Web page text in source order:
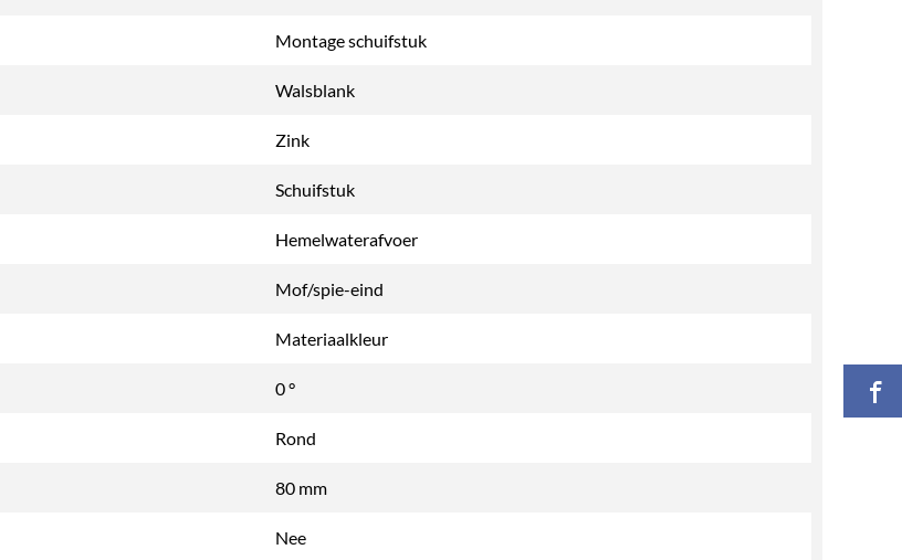
Montage schuifstuk
Walsblank
Zink
Schuifstuk
Hemelwaterafvoer
Mof/spie-eind
Materiaalkleur
0 °
Rond
80 mm
Nee